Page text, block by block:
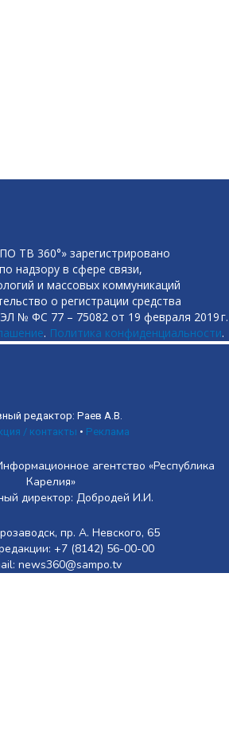
ТВ 360°» зарегистрировано
надзору в сфере связи,
и массовых коммуникаций
о регистрации средства
№ ФС 77 – 75082 от 19 февраля 2019 г.
. Политика конфиденциальности.
редактор: Раев А.В.
/ контакты • Реклама
агентство «Республика
Карелия»
директор: Добродей И.И.
пр. А. Невского, 65
+7 (8142) 56-00-00
news360@sampo.tv